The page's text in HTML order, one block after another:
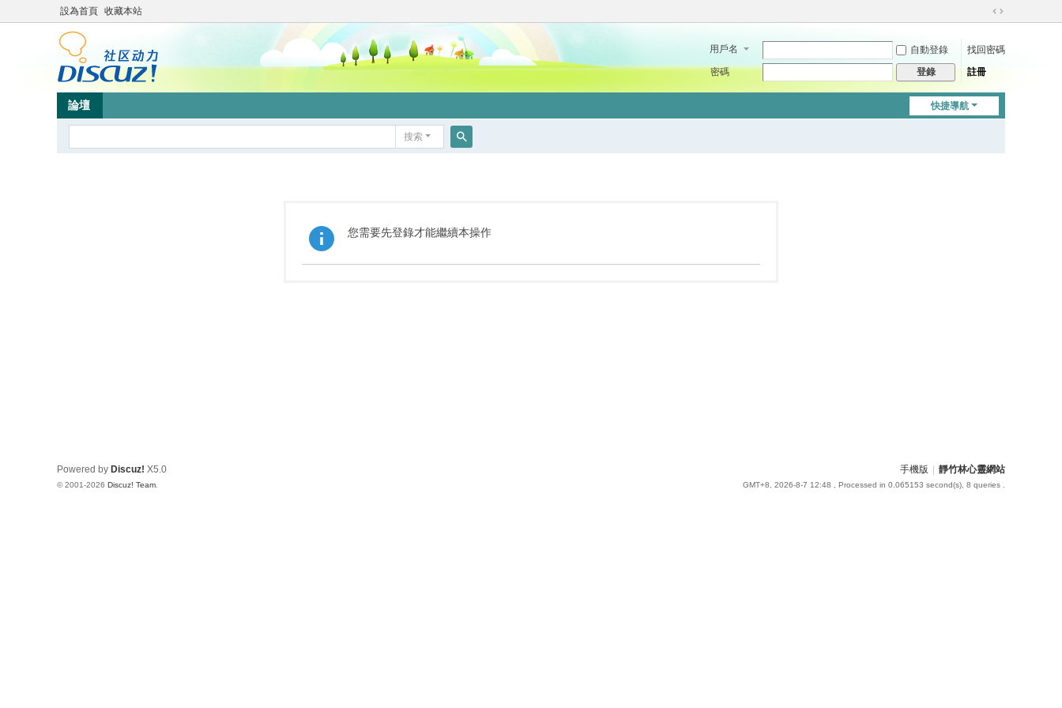
設為首頁 收藏本站
切
到
用戶名 自動登錄
找回密碼
密碼
登錄 註冊
快捷導航
論壇
搜索
您需要先登錄才能繼續本操作
手機版 靜竹林心靈網站
GMT+8, 2026-8-7 12:48 , Processed in 0.065153 second(s), 8 queries .
Powered by Discuz! X5.0
© 2001-2026 Discuz! Team